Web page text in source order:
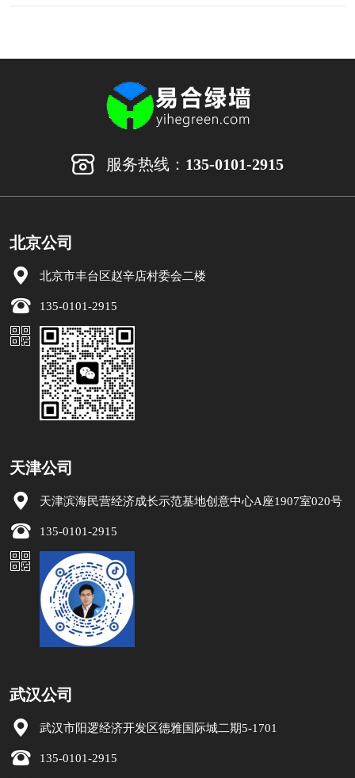
服务热线： 135-0101-2915
北京公司
北京市丰台区赵辛店村委会二楼
135-0101-2915
天津公司
天津滨海民营经济成长示范基地创意中心A座1907室020号
135-0101-2915
武汉公司
武汉市阳逻经济开发区德雅国际城二期5-1701
135-0101-2915